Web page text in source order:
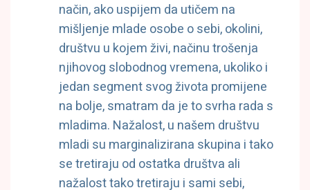
način, ako uspijem da utičem na
mišljenje mlade osobe o sebi, okolini,
društvu u kojem živi, načinu trošenja
njihovog slobodnog vremena, ukoliko i
jedan segment svog života promijene
na bolje, smatram da je to svrha rada s
mladima. Nažalost, u našem društvu
mladi su marginalizirana skupina i tako
se tretiraju od ostatka društva ali
nažalost tako tretiraju i sami sebi,